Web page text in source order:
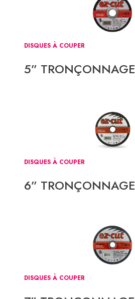
DISQUES À COUPER
5” TRONÇONNAGE
DISQUES À COUPER
6” TRONÇONNAGE
DISQUES À COUPER